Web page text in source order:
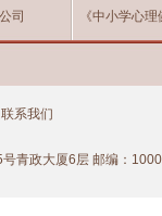
司 《中小学心
联系我们
青政大厦6层 邮编：